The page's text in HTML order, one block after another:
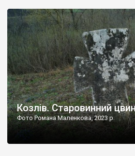
не видно, але видно дві стареньких
Козлів. Старовинний
Фото Романа Маленкова, 2023 р.